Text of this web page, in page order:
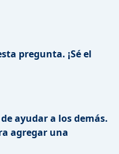
pregunta. ¡Sé el
ayudar a los demás.
agregar una